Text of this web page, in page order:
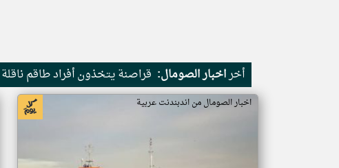
أخراخبار الصومال: قراصنة يتخذون أفراد طاقم
اخبار الصومال من اندبندنت عربية